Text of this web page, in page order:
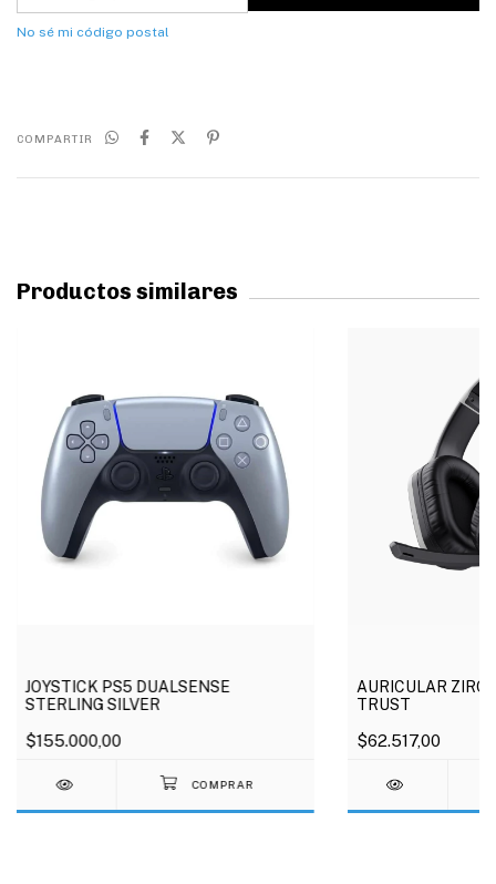
No sé mi código postal
COMPARTIR
Productos similares
JOYSTICK PS5 DUALSENSE
STERLING SILVER
$155.000,00
AURICULAR
TRUST
$62.517,00